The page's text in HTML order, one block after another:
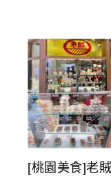
[桃園美食]老